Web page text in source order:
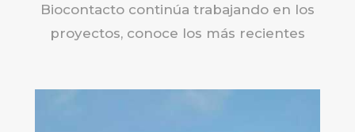
Biocontacto continúa trabajando en los
proyectos, conoce los más recientes